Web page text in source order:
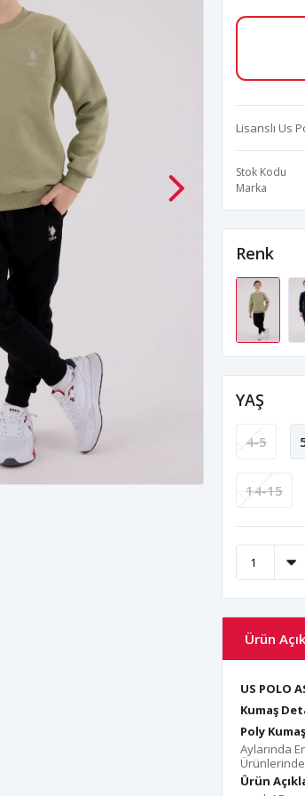
Lisanslı Us
Stok Kodu
Marka
Renk
YAŞ
4-5
14-15
Ürün
US POLO
Kumaş
Poly
Aylarında
Ürünlerinde
Ürün